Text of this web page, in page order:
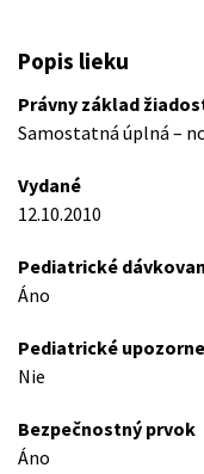
Popis lieku
Právny základ
Samostatná úplná –
Vydané
12.10.2010
Pediatrické
Áno
Pediatrické
Nie
Bezpečnostný prvok
Áno